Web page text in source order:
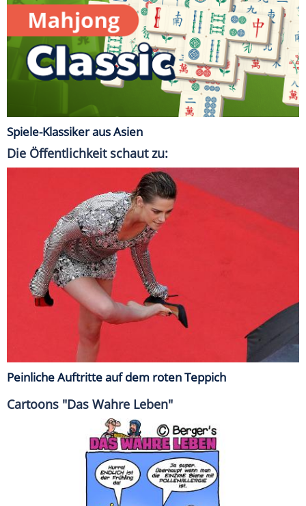
Spiele-Klassiker aus Asien
Die Öffentlichkeit schaut zu:
Peinliche Auftritte auf dem roten Teppich
Cartoons "Das Wahre Leben"